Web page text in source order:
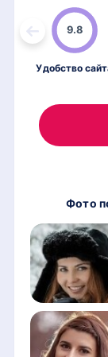
9.8
Удобство
Фото